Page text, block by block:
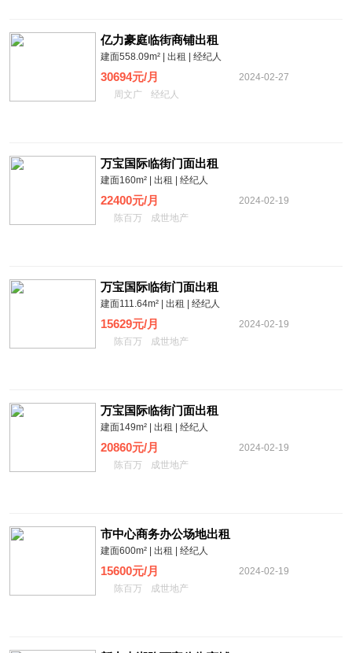
亿力豪庭临街商铺出租
建面558.09m² | 出租 | 经纪人
30694元/月
2024-02-27
周文广
经纪人
万宝国际临街门面出租
建面160m² | 出租 | 经纪人
22400元/月
2024-02-19
陈百万
成世地产
万宝国际临街门面出租
建面111.64m² | 出租 | 经纪人
15629元/月
2024-02-19
陈百万
成世地产
万宝国际临街门面出租
建面149m² | 出租 | 经纪人
20860元/月
2024-02-19
陈百万
成世地产
市中心商务办公场地出租
建面600m² | 出租 | 经纪人
15600元/月
2024-02-19
陈百万
成世地产